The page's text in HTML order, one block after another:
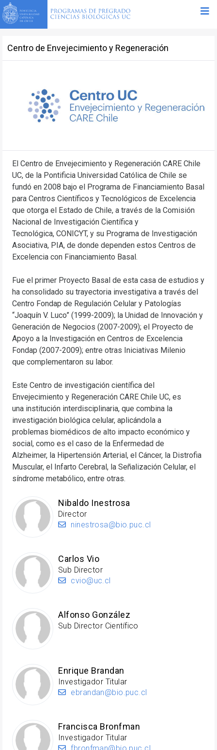
Centro de Envejecimiento y Regeneración
El Centro de Envejecimiento y Regeneración CARE Chile
UC, de la Pontificia Universidad Católica de Chile se
fundó en 2008 bajo el Programa de Financiamiento Basal
para Centros Científicos y Tecnológicos de Excelencia
que otorga el Estado de Chile, a través de la Comisión
Nacional de Investigación Científica y
Tecnológica, CONICYT, y su Programa de Investigación
Asociativa, PIA, de donde dependen estos Centros de
Excelencia con Financiamiento Basal.
Fue el primer Proyecto Basal de esta casa de estudios y
ha consolidado su trayectoria investigativa a través del
Centro Fondap de Regulación Celular y Patologías
“Joaquín V. Luco” (1999-2009); la Unidad de Innovación y
Generación de Negocios (2007-2009); el Proyecto de
Apoyo a la Investigación en Centros de Excelencia
Fondap (2007-2009); entre otras Iniciativas Milenio
que complementaron su labor.
Este Centro de investigación científica del
Envejecimiento y Regeneración CARE Chile UC, es
una institución interdisciplinaria, que combina la
investigación biológica celular, aplicándola a
problemas biomédicos de alto impacto económico y
social, como es el caso de la Enfermedad de
Alzheimer, la Hipertensión Arterial, el Cáncer, la Distrofia
Muscular, el Infarto Cerebral, la Señalización Celular, el
síndrome metabólico, entre otras.
Nibaldo Inestrosa
Director
ninestrosa@bio.puc.cl
Carlos Vio
Sub Director
cvio@uc.cl
Alfonso González
Sub Director Científico
Enrique Brandan
Investigador Titular
ebrandan@bio.puc.cl
Francisca Bronfman
Investigador Titular